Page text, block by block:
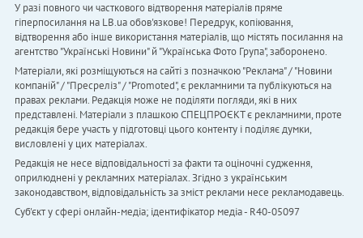
У разі повного чи часткового відтворення матеріалів пряме
гіперпосилання на LB.ua обов'язкове! Передрук, копіювання,
відтворення або інше використання матеріалів, що містять посилання на
агентство "Українськi Новини" й "Українська Фото Група", заборонено.
Матеріали, які розміщуються на сайті з позначкою "Реклама" / "Новини
компаній" / "Пресреліз" / "Promoted", є рекламними та публікуються на
правах реклами. Редакція може не поділяти погляди, які в них
представлені. Матеріали з плашкою СПЕЦПРОЄКТ є рекламними, проте
редакція бере участь у підготовці цього контенту і поділяє думки,
висловлені у цих матеріалах.
Редакція не несе відповідальності за факти та оціночні судження,
оприлюднені у рекламних матеріалах. Згідно з українським
законодавством, відповідальність за зміст реклами несе рекламодавець.
Cуб'єкт у сфері онлайн-медіа; ідентифікатор медіа - R40-05097